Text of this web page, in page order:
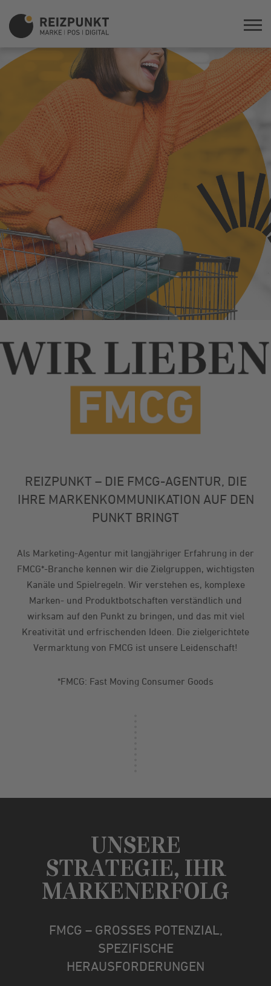
REIZPUNKT – DIE FMCG-AGENTUR, DIE
IHRE MARKENKOMMUNIKATION AUF DEN
PUNKT BRINGT
Als Marketing-Agentur mit langjähriger Erfahrung in der
FMCG*-Branche kennen wir die Zielgruppen, wichtigsten
Kanäle und Spielregeln. Wir verstehen es, komplexe
Marken- und Produktbotschaften verständlich und
wirksam auf den Punkt zu bringen, und das mit viel
Kreativität und erfrischenden Ideen. Die zielgerichtete
Vermarktung von FMCG ist unsere Leidenschaft!
*FMCG: Fast Moving Consumer Goods
UNSERE
STRATEGIE, IHR
MARKENERFOLG
FMCG – GROSSES POTENZIAL,
SPEZIFISCHE
HERAUSFORDERUNGEN